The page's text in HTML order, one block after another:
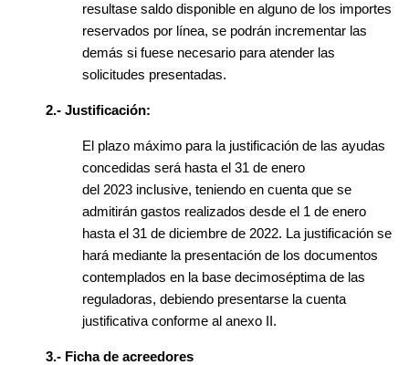
resultase saldo disponible en alguno de los importes
reservados por línea, se podrán incrementar las
demás si fuese necesario para atender las
solicitudes presentadas.
2.- Justificación:
El plazo máximo para la justificación de las ayudas
concedidas será hasta el 31 de enero
del 2023 inclusive, teniendo en cuenta que se
admitirán gastos realizados desde el 1 de enero
hasta el 31 de diciembre de 2022. La justificación se
hará mediante la presentación de los documentos
contemplados en la base decimoséptima de las
reguladoras, debiendo presentarse la cuenta
justificativa conforme al anexo II.
3.- Ficha de acreedores